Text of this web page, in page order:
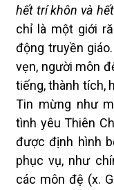
hết trí khôn và
chỉ là một giới
động truyền
vẹn, người môn
tiếng, thành tích,
Tin mừng như
tình yêu Thiên
được định hình
phục vụ, như
các môn đệ (x.